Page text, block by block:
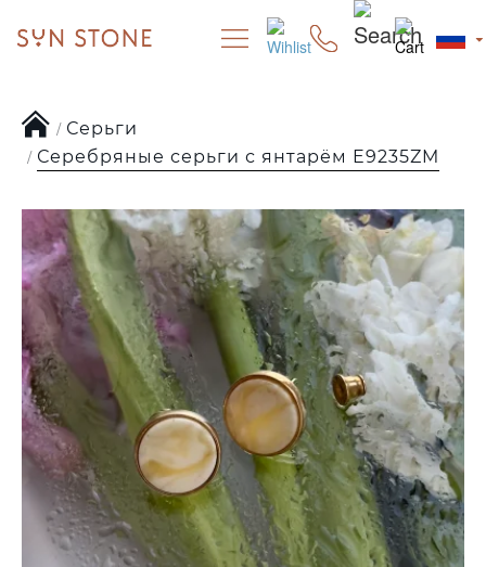
Серьги
Серебряные серьги с янтарём E9235ZM